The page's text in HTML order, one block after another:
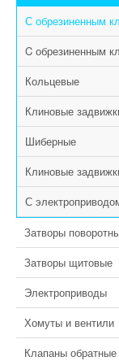
С обрезиненным
C обрезиненным
Кольцевые
Клиновые
Шиберные
Клиновые
С
Затворы
Затворы щитовые
Электроприводы
Хомуты и вентили
Клапаны обратные